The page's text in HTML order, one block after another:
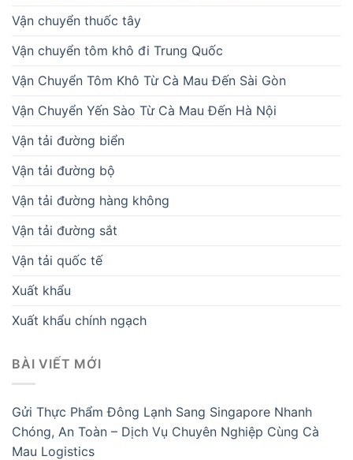
Vận chuyển thuốc tây
Vận chuyển tôm khô đi Trung Quốc
Vận Chuyển Tôm Khô Từ Cà Mau Đến Sài Gòn
Vận Chuyển Yến Sào Từ Cà Mau Đến Hà Nội
Vận tải đường biển
Vận tải đường bộ
Vận tải đường hàng không
Vận tải đường sắt
Vận tải quốc tế
Xuất khẩu
Xuất khẩu chính ngạch
BÀI VIẾT MỚI
Gửi Thực Phẩm Đông Lạnh Sang Singapore Nhanh
Chóng, An Toàn – Dịch Vụ Chuyên Nghiệp Cùng Cà
Mau Logistics